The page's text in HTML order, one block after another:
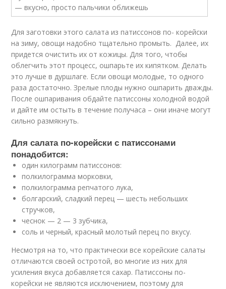
Для заготовки этого салата из патиссонов по- корейски
на зиму, овощи надобно тщательно промыть. Далее, их
придется очистить их от кожицы. Для того, чтобы
облегчить этот процесс, ошпарьте их кипятком. Делать
это лучше в дуршлаге. Если овощи молодые, то одного
раза достаточно. Зрелые плоды нужно ошпарить дважды.
После ошпаривания обдайте патиссоны холодной водой
и дайте им остыть в течение получаса – они иначе могут
сильно размякнуть.
Для салата по-корейски с патиссонами
понадобится:
один килограмм патиссонов:
полкилограмма морковки,
полкилограмма репчатого лука,
болгарский, сладкий перец — шесть небольших
стручков,
чеснок — 2 — 3 зубчика,
соль и черный, красный молотый перец по вкусу.
Несмотря на то, что практически все корейские салаты
отличаются своей остротой, во многие из них для
усиления вкуса добавляется сахар. Патиссоны по-
корейски не являются исключением, поэтому для